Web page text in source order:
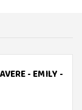
- EMILY -